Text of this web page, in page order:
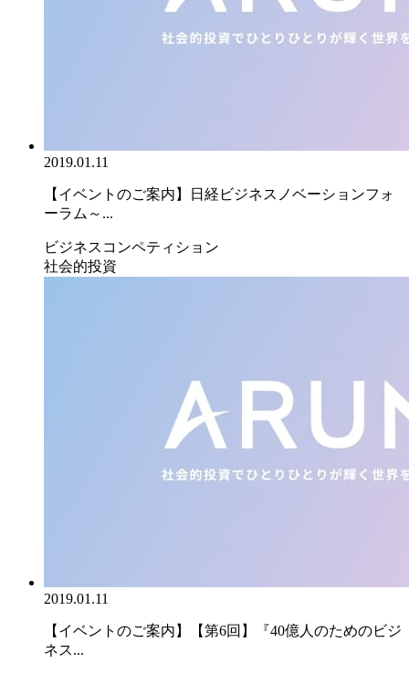
2019.01.11
【イベントのご案内】日経ビジネスノベーションフォ
ーラム～...
ビジネスコンペティション
社会的投資
2019.01.11
【イベントのご案内】【第6回】『40億人のためのビジ
ネス...